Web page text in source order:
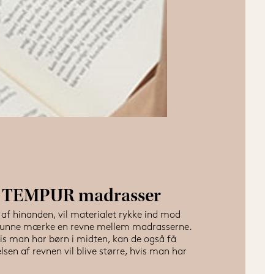
madrasser
hinanden, vil materialet rykke ind mod
mærke en revne mellem madrasserne.
man har børn i midten, kan de også få
af revnen vil blive større, hvis man har